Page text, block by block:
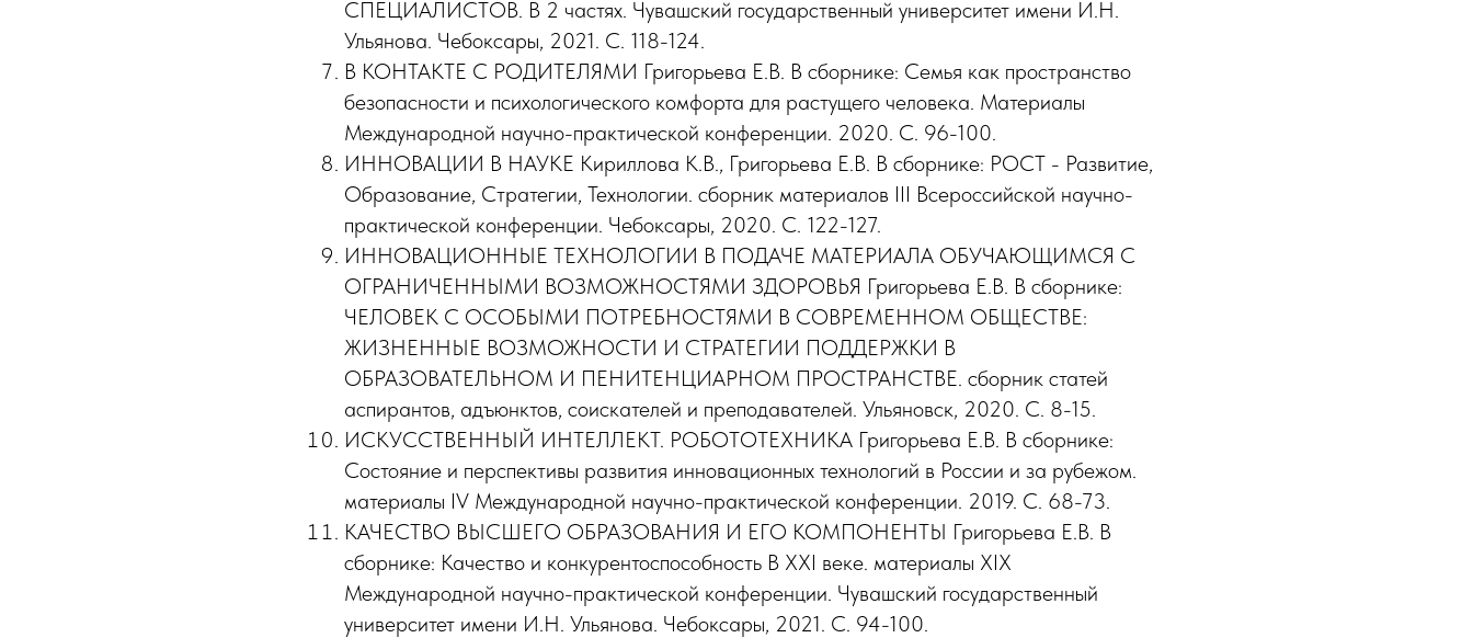
СПЕЦИАЛИСТОВ. В 2 частях. Чувашский государственный университет имени И.Н.
Ульянова. Чебоксары, 2021. С. 118-124.
В КОНТАКТЕ С РОДИТЕЛЯМИ Григорьева Е.В. В сборнике: Семья как пространство
безопасности и психологического комфорта для растущего человека. Материалы
Международной научно-практической конференции. 2020. С. 96-100.
ИННОВАЦИИ В НАУКЕ Кириллова К.В., Григорьева Е.В. В сборнике: РОСТ - Развитие,
Образование, Стратегии, Технологии. сборник материалов III Всероссийской научно-
практической конференции. Чебоксары, 2020. С. 122-127.
ИННОВАЦИОННЫЕ ТЕХНОЛОГИИ В ПОДАЧЕ МАТЕРИАЛА ОБУЧАЮЩИМСЯ С
ОГРАНИЧЕННЫМИ ВОЗМОЖНОСТЯМИ ЗДОРОВЬЯ Григорьева Е.В. В сборнике:
ЧЕЛОВЕК С ОСОБЫМИ ПОТРЕБНОСТЯМИ В СОВРЕМЕННОМ ОБЩЕСТВЕ:
ЖИЗНЕННЫЕ ВОЗМОЖНОСТИ И СТРАТЕГИИ ПОДДЕРЖКИ В
ОБРАЗОВАТЕЛЬНОМ И ПЕНИТЕНЦИАРНОМ ПРОСТРАНСТВЕ. сборник статей
аспирантов, адъюнктов, соискателей и преподавателей. Ульяновск, 2020. С. 8-15.
ИСКУССТВЕННЫЙ ИНТЕЛЛЕКТ. РОБОТОТЕХНИКА Григорьева Е.В. В сборнике:
Состояние и перспективы развития инновационных технологий в России и за рубежом.
материалы IV Международной научно-практической конференции. 2019. С. 68-73.
КАЧЕСТВО ВЫСШЕГО ОБРАЗОВАНИЯ И ЕГО КОМПОНЕНТЫ Григорьева Е.В. В
сборнике: Качество и конкурентоспособность В XXI веке. материалы XIX
Международной научно-практической конференции. Чувашский государственный
университет имени И.Н. Ульянова. Чебоксары, 2021. С. 94-100.